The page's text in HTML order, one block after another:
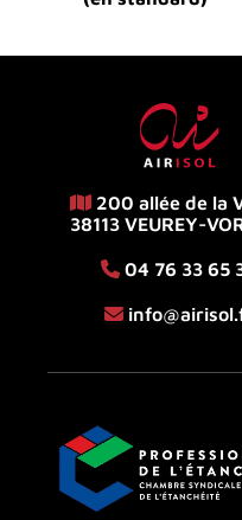
200 allée de la
38113 VEUREY-
04 76 33 65